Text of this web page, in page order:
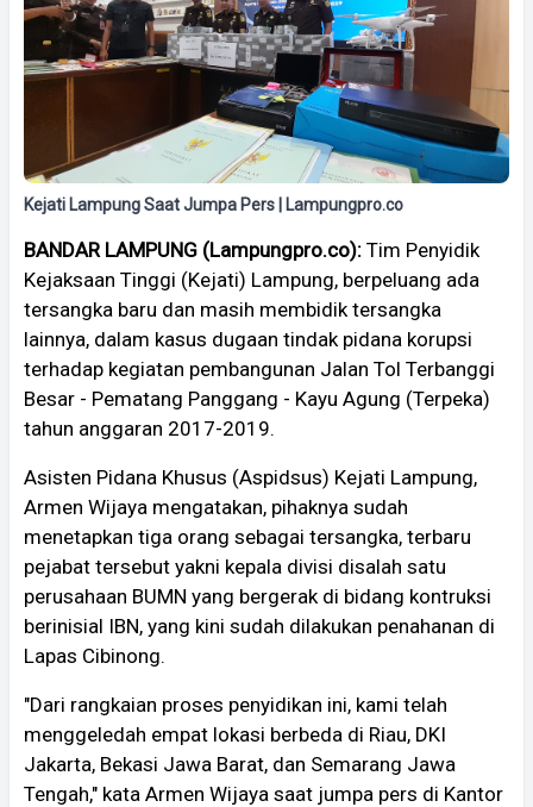
Kejati Lampung Saat Jumpa Pers | Lampungpro.co
BANDAR LAMPUNG (Lampungpro.co): Tim Penyidik
Kejaksaan Tinggi (Kejati) Lampung, berpeluang ada
tersangka baru dan masih membidik tersangka
lainnya, dalam kasus dugaan tindak pidana korupsi
terhadap kegiatan pembangunan Jalan Tol Terbanggi
Besar - Pematang Panggang - Kayu Agung (Terpeka)
tahun anggaran 2017-2019.
Asisten Pidana Khusus (Aspidsus) Kejati Lampung,
Armen Wijaya mengatakan, pihaknya sudah
menetapkan tiga orang sebagai tersangka, terbaru
pejabat tersebut yakni kepala divisi disalah satu
perusahaan BUMN yang bergerak di bidang kontruksi
berinisial IBN, yang kini sudah dilakukan penahanan di
Lapas Cibinong.
"Dari rangkaian proses penyidikan ini, kami telah
menggeledah empat lokasi berbeda di Riau, DKI
Jakarta, Bekasi Jawa Barat, dan Semarang Jawa
Tengah," kata Armen Wijaya saat jumpa pers di Kantor